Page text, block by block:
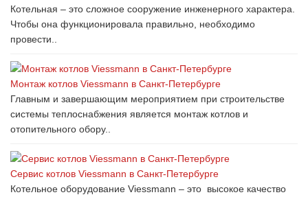
Котельная – это сложное сооружение инженерного характера.
Чтобы она функционировала правильно, необходимо
провести..
Монтаж котлов Viessmann в Санкт-Петербурге
Главным и завершающим мероприятием при строительстве
системы теплоснабжения является монтаж котлов и
отопительного обору..
Сервис котлов Viessmann в Санкт-Петербурге
Котельное оборудование Viessmann – это высокое качество